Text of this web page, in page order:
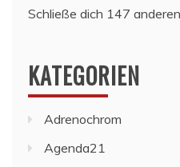
Schließe dich 147
KATEGORIEN
Adrenochrom
Agenda21